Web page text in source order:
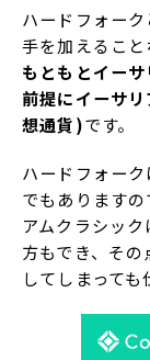
ハードフォー
手を加えること
もともとイー
前提にイーサ
想通貨)です。
ハードフォー
でもあります
アムクラシッ
方もでき、そ
してしまっても